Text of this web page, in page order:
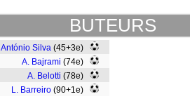
BUTEURS
António Silva (45+3e)
A. Bajrami (74e)
A. Belotti (78e)
L. Barreiro (90+1e)